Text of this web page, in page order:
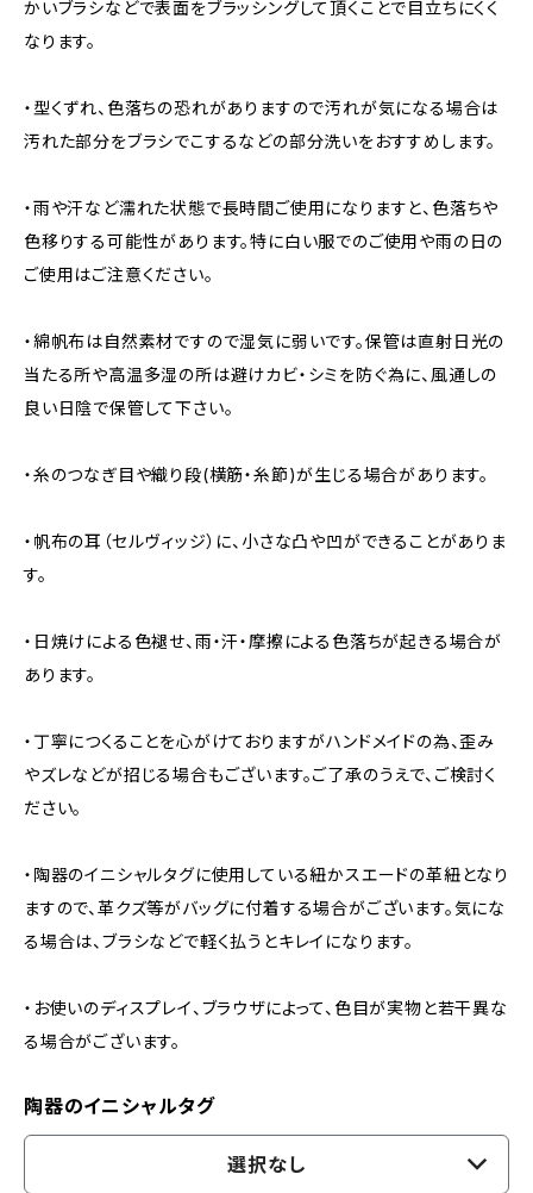
かいブラシなどで表面をブラッシングして頂くことで目立ちにくく
なります。
・型くずれ、色落ちの恐れがありますので汚れが気になる場合は
汚れた部分をブラシでこするなどの部分洗いをおすすめします。
・雨や汗など濡れた状態で長時間ご使用になりますと、色落ちや
色移りする可能性があります。特に白い服でのご使用や雨の日の
ご使用はご注意ください。
・綿帆布は自然素材ですので湿気に弱いです。保管は直射日光の
当たる所や高温多湿の所は避けカビ・シミを防ぐ為に、風通しの
良い日陰で保管して下さい。
・糸のつなぎ目や織り段(横筋・糸節)が生じる場合があります。
・帆布の耳（セルヴィッジ）に、小さな凸や凹ができることがありま
す。
・日焼けによる色褪せ、雨・汗・摩擦による色落ちが起きる場合が
あります。
・丁寧につくることを心がけておりますがハンドメイドの為、歪み
やズレなどが招じる場合もございます。ご了承のうえで、ご検討く
ださい。
・陶器のイニシャルタグに使用している紐かスエードの革紐となり
ますので、革クズ等がバッグに付着する場合がございます。気にな
る場合は、ブラシなどで軽く払うとキレイになります。
・お使いのディスプレイ、ブラウザによって、色目が実物と若干異な
る場合がございます。
陶器のイニシャルタグ
選択なし